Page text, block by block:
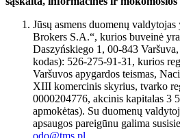
Jūsų asmens duomenų
Brokers S.A.“, kurios buveinė
Daszyńskiego 1, 00-843
kodas): 526-275-91-31, kurios
Varšuvos apygardos teismas,
XIII komercinis skyrius, tvarko
0000204776, akcinis kapitalas 3
apmokėtas). Su duomenų
apsaugos pareigūnu galima
odo@tms.pl.